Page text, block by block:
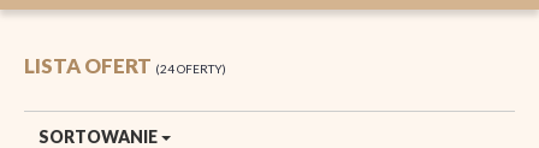
LISTA OFERT 24 OFERTY
SORTOWANIE